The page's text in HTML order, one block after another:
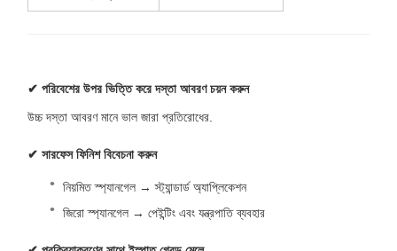
✔ পরিবেশের উপর ভিত্তি করে দস্তা আবরণ চয়ন করুন
উচ্চ দস্তা আবরণ মানে ভাল জারা প্রতিরোধের.
✔ সারফেস ফিনিশ বিবেচনা করুন
নিয়মিত স্প্যানগেল → স্ট্যান্ডার্ড অ্যাপ্লিকেশন
জিরো স্প্যানগেল → পেইন্টিং এবং যন্ত্রপাতি ব্যবহার